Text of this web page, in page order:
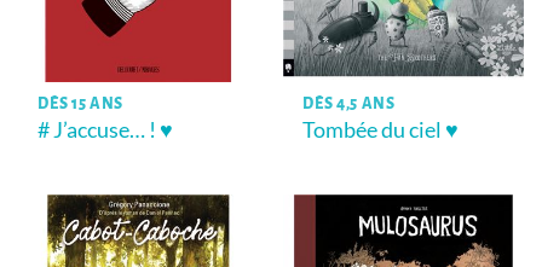
DÈS 15 ANS
# J’accuse… ! ♥
DÈS 4,5 ANS
Tombée du ciel ♥